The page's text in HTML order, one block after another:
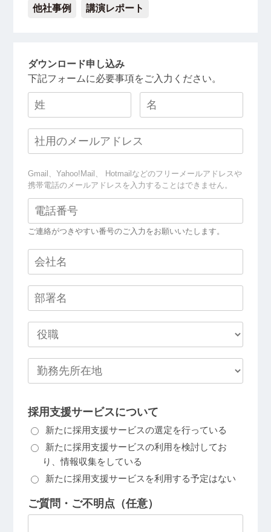
他社事例 講演レポート
ダウンロード申し込み
下記フォームに必要事項をご入力ください。
Gmail、Yahoo!Mail、 Hotmailなどのフリーメールアドレスや
携帯電話のメールアドレスを入力することはできません。
ご連絡がつきやすい番号のご入力をお願いいたします。
採用支援サービスについて
新たに採用支援サービスの選定を行っている
新たに採用支援サービスの利用を検討してお
り、情報収集をしている
新たに採用支援サービスを利用する予定はない
ご質問・ご不明点（任意）